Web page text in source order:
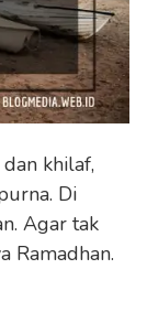
khilaf,
Di
Agar tak
Ramadhan.